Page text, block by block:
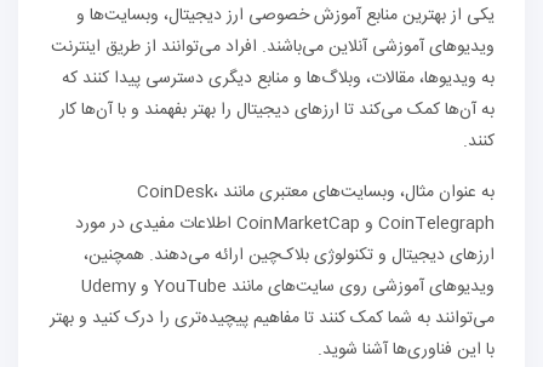
یکی از بهترین منابع آموزش خصوصی ارز دیجیتال، وبسایت‌ها و
ویدیوهای آموزشی آنلاین می‌باشند. افراد می‌توانند از طریق اینترنت
به ویدیوها، مقالات، وبلاگ‌ها و منابع دیگری دسترسی پیدا کنند که
به آن‌ها کمک می‌کند تا ارزهای دیجیتال را بهتر بفهمند و با آن‌ها کار
کنند.
به عنوان مثال، وبسایت‌های معتبری مانند CoinDesk،
CoinTelegraph و CoinMarketCap اطلاعات مفیدی در مورد
ارزهای دیجیتال و تکنولوژی بلاک‌چین ارائه می‌دهند. همچنین،
ویدیوهای آموزشی روی سایت‌های مانند YouTube و Udemy
می‌توانند به شما کمک کنند تا مفاهیم پیچیده‌تری را درک کنید و بهتر
با این فناوری‌ها آشنا شوید.